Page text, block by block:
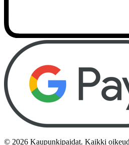
© 2026 Kaupunkipaidat. Kaikki